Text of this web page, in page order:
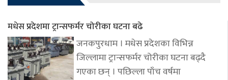
मधेस प्रदेशमा ट्रान्सफर्मर चोरीका घटना बढे
जनकपुरधाम । मधेस प्रदेशका विभिन्न
जिल्लामा ट्रान्सफर्मर चोरीका घटना बढ्दै
गएका छन् । पछिल्ला पाँच वर्षमा